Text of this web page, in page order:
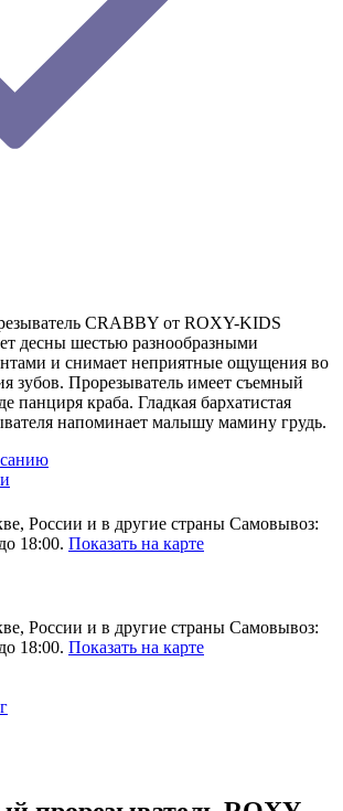
CRABBY от ROXY-KIDS
десны шестью разнообразными
и снимает неприятные ощущения во
зубов. Прорезыватель имеет съемный
панциря краба. Гладкая бархатистая
напоминает малышу мамину грудь.
России и в другие страны Самовывоз:
18:00. Показать на карте
России и в другие страны Самовывоз:
18:00. Показать на карте